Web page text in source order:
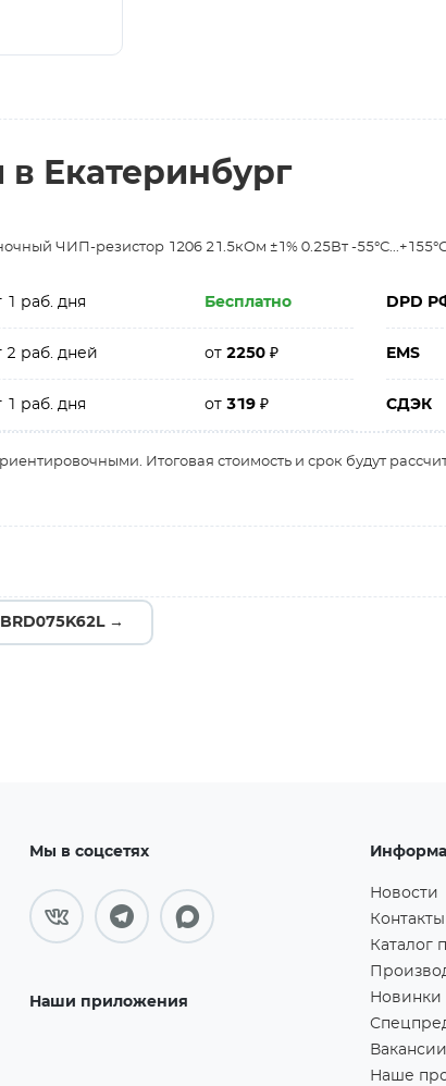
Екатеринбург
ЧИП-резистор 1206 21.5кОм ±1% 0.25Вт -
1 раб. дня Бесплатно DPD
2 раб. дней от2250₽ EMS
1 раб. дня от319₽ СДЭК
Итоговая стоимость и срок будут
→
Мы в соцсетях
Наши приложения
Новости
Контакты
Каталог
Новинки
Вакансии
Наше